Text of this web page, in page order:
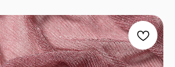
INSTAGRAM*
TIK TOK*